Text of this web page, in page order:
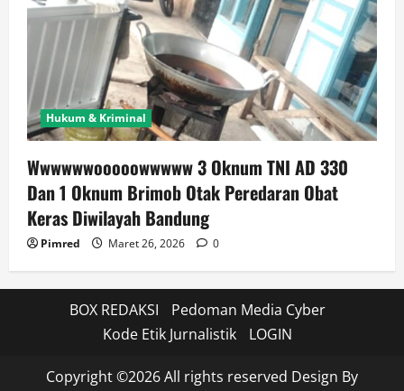
Hukum & Kriminal
Wwwwwwooooowwwww 3 Oknum TNI AD 330
Dan 1 Oknum Brimob Otak Peredaran Obat
Keras Diwilayah Bandung
Pimred Maret 26, 2026 0
BOX REDAKSI
Pedoman Media Cyber
Kode Etik Jurnalistik
LOGIN
Copyright ©2026 All rights reserved Design By